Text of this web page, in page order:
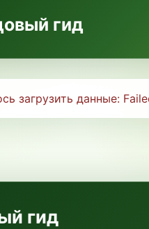
гид
загрузить данные:
гид